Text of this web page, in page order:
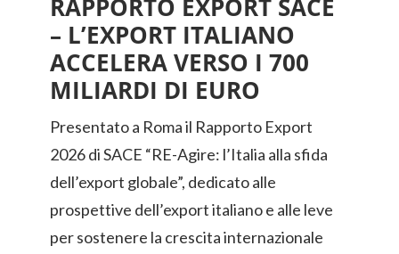
RAPPORTO EXPORT SACE
– L’EXPORT ITALIANO
ACCELERA VERSO I 700
MILIARDI DI EURO
Presentato a Roma il Rapporto Export
2026 di SACE “RE-Agire: l’Italia alla sfida
dell’export globale”, dedicato alle
prospettive dell’export italiano e alle leve
per sostenere la crescita internazionale